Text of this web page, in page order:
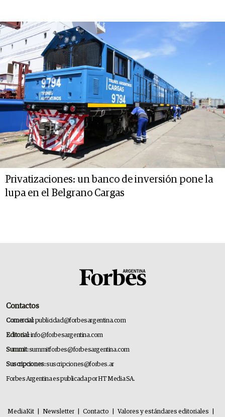
Privatizaciones: un banco de inversión pone la
lupa en el Belgrano Cargas
Contactos
Comercial:publicidad@forbesargentina.com
Editorial:info@forbesargentina.com
Summit:summitforbes@forbesargentina.com
Suscripciones:suscripciones@forbes.ar
Forbes Argentina es publicada por HT Media SA.
MediaKit Newsletter Contacto Valores y estándares editoriales